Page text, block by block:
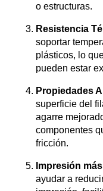
o estructuras.
Resistencia
soportar
plásticos, lo
pueden estar
Propiedades
superficie del
agarre
componentes
fricción.
Impresión
ayudar a